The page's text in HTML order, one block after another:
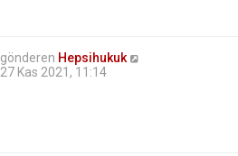
gönderen Hepsihukuk
27 Kas 2021, 11:14